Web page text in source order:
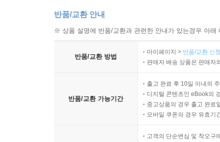
반품/교환 안내
※ 상품 설명에 반품/교환과 관련한 안내가 있는경우 아
반품/교환 방법
마이페이지 > 반품/교환 신
판매자 배송 상품은 판매자
반품/교환 가능기간
출고 완료 후 10일 이내의
디지털 콘텐츠인 eBook의
중고상품의 경우 출고 완료
모바일 쿠폰의 경우 유효기
고객의 단순변심 및 착오구